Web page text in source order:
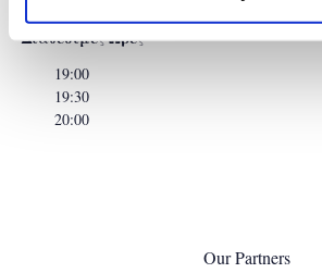
Διαθέσιμες Ωρες
19:00
19:30
20:00
Our Partners